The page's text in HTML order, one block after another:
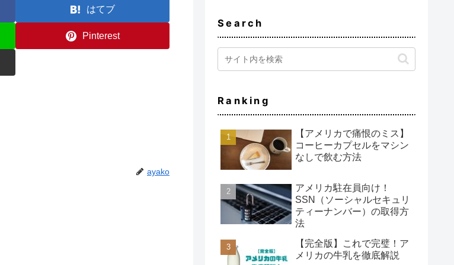
はてブ
Pinterest
ayako
Search
Ranking
【アメリカで痛恨のミス】
コーヒーカプセルをマシン
なしで飲む方法
アメリカ駐在員向け！
SSN（ソーシャルセキュリ
ティーナンバー）の取得方
法
【完全版】これで完璧！ア
メリカの牛乳を徹底解説